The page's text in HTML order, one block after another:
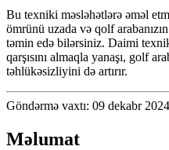
Bu texniki məsləhətlərə əməl
ömrünü uzada və qolf
təmin edə bilərsiniz. Daimi
qarşısını almaqla yanaşı, golf
təhlükəsizliyini də artırır.
Göndərmə vaxtı: 09 dekabr
Məlumat